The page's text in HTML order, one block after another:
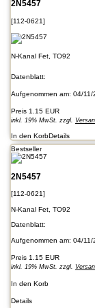
2N5457
[112-0621]
N-Kanal Fet, TO92
Datenblatt:
Aufgenommen am: 04/11/
Preis 1.15 EUR
inkl. 19% MwSt. zzgl.
In den KorbDetails
Bestseller
2N5457
[112-0621]
N-Kanal Fet, TO92
Datenblatt:
Aufgenommen am: 04/11/
Preis 1.15 EUR
inkl. 19% MwSt. zzgl.
In den Korb
Details